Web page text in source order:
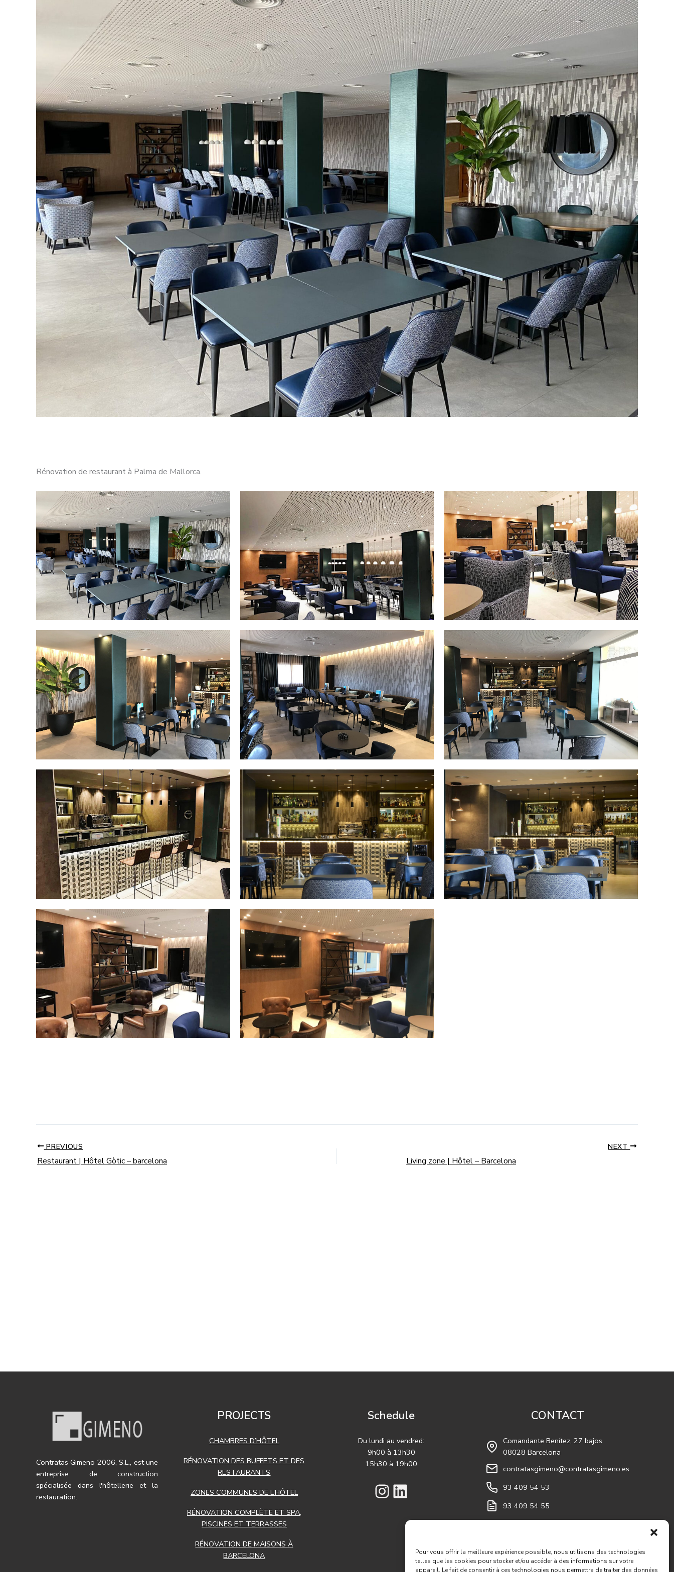
Pour vous offrir la meilleure expérience possible, nous utilisons des technologies
telles que les cookies pour stocker et/ou accéder à des informations sur votre
appareil. Le fait de consentir à ces technologies nous permettra de traiter des données
Rénovation de restaurant à Palma de Mallorca.
PREVIOUS
Restaurant | Hôtel Gòtic – barcelona
NEXT
Living zone | Hôtel – Barcelona
Contratas Gimeno 2006, S.L., est une
entreprise de construction
spécialisée dans l'hôtellerie et la
restauration.
PROJECTS
CHAMBRES D’HÔTEL
RÉNOVATION DES BUFFETS ET DES
RESTAURANTS
ZONES COMMUNES DE L’HÔTEL
RÉNOVATION COMPLÈTE ET SPA,
PISCINES ET TERRASSES
RÉNOVATION DE MAISONS À
BARCELONA
Schedule
Du lundi au vendred:
9h00 à 13h30
15h30 à 19h00
Instagram
LinkedIn
CONTACT
Comandante Benítez, 27 bajos
08028 Barcelona
contratasgimeno@contratasgimeno.es
93 409 54 53
93 409 54 55